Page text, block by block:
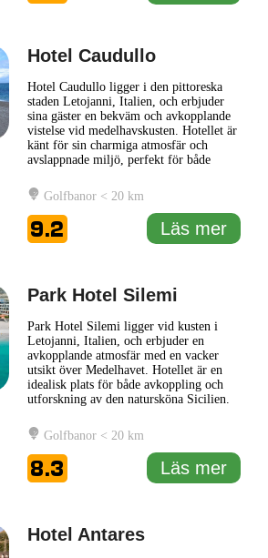
Hotel Caudullo
Hotel Caudullo ligger i den pittoreska
staden Letojanni, Italien, och erbjuder
sina gäster en bekväm och avkopplande
vistelse vid medelhavskusten. Hotellet är
känt för sin charmiga atmosfär och
avslappnade miljö, perfekt för både
som vill njuta av sin tid i den vackra
regionen. Hotel Caudullo kombinerar
modern bekvämlighet med traditionell
italiensk stil. Här
... Läs mer
Golfbanor < 20 km
9.2 Läs mer
Park Hotel Silemi
Park Hotel Silemi ligger vid kusten i
Letojanni, Italien, och erbjuder en
avkopplande atmosfär med en vacker
utsikt över Medelhavet. Hotellet är en
idealisk plats för både avkoppling och
utforskning av den natursköna Sicilien.
moderna bekvämligheter, vilket gör att
vistelsen blir både trivsam och
funktionell. Hotellet erbjuder en mängd
faciliteter, inklusive en
... Läs mer
Golfbanor < 20 km
8.3 Läs mer
Hotel Antares